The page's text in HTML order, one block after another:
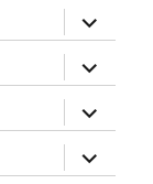
öffnen
öffnen
öffnen
öffnen